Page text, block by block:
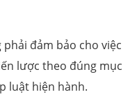
đảm bảo cho việc
lược theo đúng mục
luật hiện hành.